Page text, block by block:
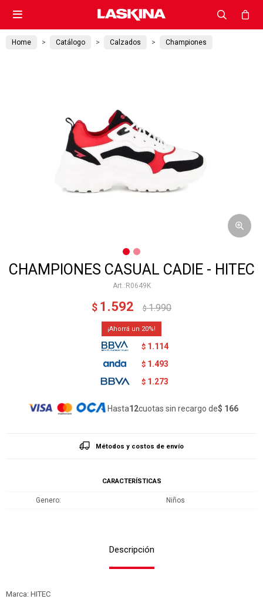

Home Catálogo Calzados Championes
CHAMPIONES CASUAL CADIE - HITEC
R0649K
$ 1.592 $ 1.990
20
$ 1.114
$ 1.493
$ 1.273
Hasta12cuotas sin recargo de$ 166
Métodos y costos de envío
CARACTERÍSTICAS
Genero Niños
Descripción
Marca: HITEC